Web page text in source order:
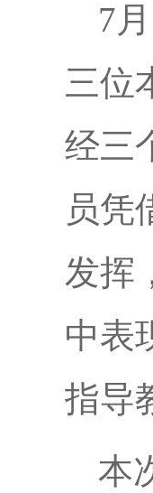
7
三位
经三
员凭
发挥
中表
指导
本